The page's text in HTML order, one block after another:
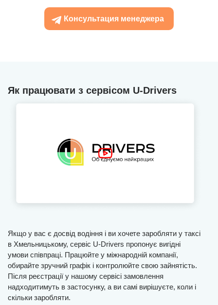
Консультация менеджера
Як працювати з сервісом U-Drivers
Якщо у вас є досвід водіння і ви хочете заробляти у таксі
в Хмельницькому, сервіс U-Drivers пропонує вигідні
умови співпраці. Працюйте у міжнародній компанії,
обирайте зручний графік і контролюйте свою зайнятість.
Після реєстрації у нашому сервісі замовлення
надходитимуть в застосунку, а ви самі вирішуєте, коли і
скільки заробляти.